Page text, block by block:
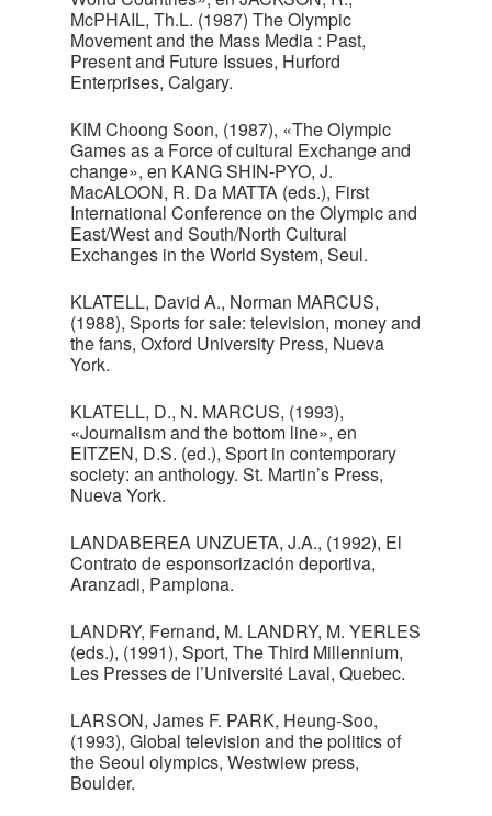
McPHAIL, Th.L. (1987) The Olympic
Movement and the Mass Media : Past,
Present and Future Issues, Hurford
Enterprises, Calgary.
KIM Choong Soon, (1987), «The Olympic
Games as a Force of cultural Exchange and
change», en KANG SHIN-PYO, J.
MacALOON, R. Da MATTA (eds.), First
International Conference on the Olympic and
East/West and South/North Cultural
Exchanges in the World System, Seul.
KLATELL, David A., Norman MARCUS,
(1988), Sports for sale: television, money and
the fans, Oxford University Press, Nueva
York.
KLATELL, D., N. MARCUS, (1993),
«Journalism and the bottom line», en
EITZEN, D.S. (ed.), Sport in contemporary
society: an anthology. St. Martin’s Press,
Nueva York.
LANDABEREA UNZUETA, J.A., (1992), El
Contrato de esponsorización deportiva,
Aranzadi, Pamplona.
LANDRY, Fernand, M. LANDRY, M. YERLES
(eds.), (1991), Sport, The Third Millennium,
Les Presses de l’Université Laval, Quebec.
LARSON, James F. PARK, Heung-Soo,
(1993), Global television and the politics of
the Seoul olympics, Westwiew press,
Boulder.